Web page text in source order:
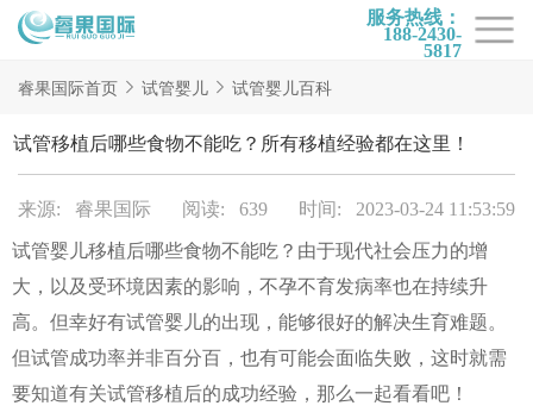
服务热线：
188-2430-
5817
首页
试管项目
试管百科
试管医院
睿果国际
睿果国际首页 试管婴儿 试管婴儿百科
试管移植后哪些食物不能吃？所有移植经验都在这里！
来源: 睿果国际 阅读: 639 时间: 2023-03-24 11:53:59
试管婴儿移植后哪些食物不能吃？由于现代社会压力的增
大，以及受环境因素的影响，不孕不育发病率也在持续升
高。但幸好有试管婴儿的出现，能够很好的解决生育难题。
但试管成功率并非百分百，也有可能会面临失败，这时就需
要知道有关试管移植后的成功经验，那么一起看看吧！